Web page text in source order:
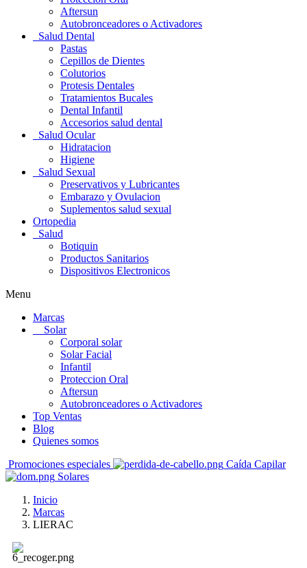
Aftersun
Autobronceadores o Activadores
Salud Dental
Pastas
Cepillos de Dientes
Colutorios
Protesis Dentales
Tratamientos Bucales
Dental Infantil
Accesorios salud dental
Salud Ocular
Hidratacion
Higiene
Salud Sexual
Preservativos y Lubricantes
Embarazo y Ovulacion
Suplementos salud sexual
Ortopedia
Salud
Botiquin
Productos Sanitarios
Dispositivos Electronicos
Menu
Marcas
Solar
Corporal solar
Solar Facial
Infantil
Proteccion Oral
Aftersun
Autobronceadores o Activadores
Top Ventas
Blog
Quienes somos
Promociones especiales
Caída Capilar
Solares
Inicio
Marcas
LIERAC